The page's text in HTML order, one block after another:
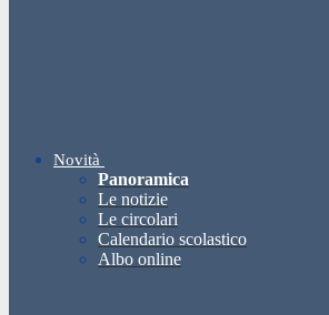
Novità
Panoramica
Le notizie
Le circolari
Calendario scolastico
Albo online